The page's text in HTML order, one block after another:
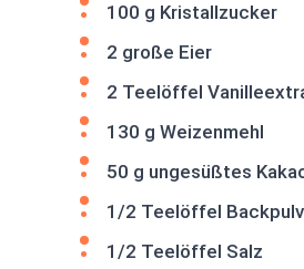
100 g Kristallzucker
2 große Eier
2 Teelöffel
130 g Weizenmehl
50 g ungesüßtes
1/2 Teelöffel
1/2 Teelöffel Salz